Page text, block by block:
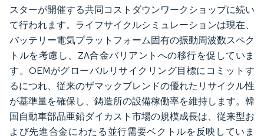
スターが開催する共同コストダウンワークショップに続い
て行われます。ライフサイクルシミュレーションは現在、
バッテリー電気プラットフォーム固有の振動周波数スペク
トルを考慮し、ZA合金バリアントへの移行を促していま
す。OEMがグローバルリサイクリング目標にコミットす
るにつれ、従来のザマックブレンドの優れたリサイクル性
が基準量を確保し、鋳造所の設備稼働率を維持します。韓
国自動車部品亜鉛ダイカスト市場の規模成長は、従来型お
よび先進合金にわたる並行需要ベクトルを反映していま